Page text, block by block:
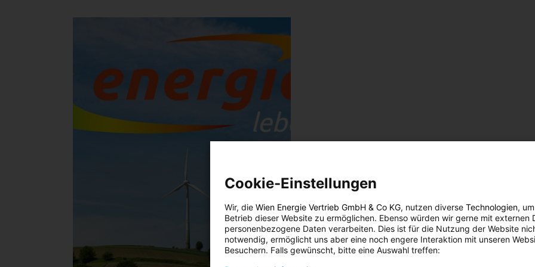
Cookie-Einstellungen
Wir, die Wien Energie Vertrieb GmbH & Co KG, nutzen diverse Technologien,
Betrieb dieser Website zu ermöglichen. Ebenso würden wir gerne mit externen
personenbezogene Daten verarbeiten. Dies ist für die Nutzung der Website
notwendig, ermöglicht uns aber eine noch engere Interaktion mit unseren
Besuchern. Falls gewünscht, bitte eine Auswahl treffen: